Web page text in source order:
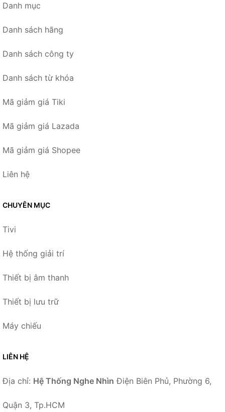
Danh mục
Danh sách hãng
Danh sách công ty
Danh sách từ khóa
Mã giảm giá Tiki
Mã giảm giá Lazada
Mã giảm giá Shopee
Liên hệ
CHUYÊN MỤC
Tivi
Hệ thống giải trí
Thiết bị âm thanh
Thiết bị lưu trữ
Máy chiếu
LIÊN HỆ
Địa chỉ: Hệ Thống Nghe Nhìn Điện Biên Phủ, Phường 6,
Quận 3, Tp.HCM